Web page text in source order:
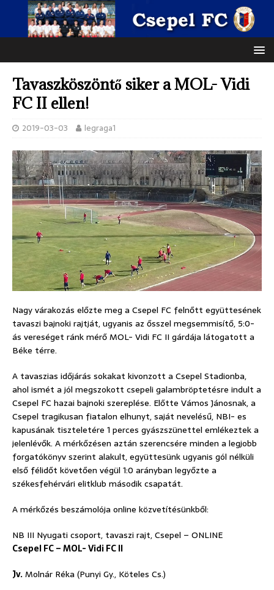
Tavaszköszöntő siker a MOL- Vidi
FC II ellen!
2019-03-03 legraga1
Nagy várakozás előzte meg a Csepel FC felnőtt együttesének
tavaszi bajnoki rajtját, ugyanis az ősszel megsemmisítő, 5:0-
ás vereséget ránk mérő MOL- Vidi FC II gárdája látogatott a
Béke térre.
A tavaszias időjárás sokakat kivonzott a Csepel Stadionba,
ahol ismét a jól megszokott csepeli galambröptetésre indult a
Csepel FC hazai bajnoki szereplése. Előtte Vámos Jánosnak, a
Csepel tragikusan fiatalon elhunyt, saját nevelésű, NBI- es
kapusának tiszteletére 1 perces gyászszünettel emlékeztek a
jelenlévők. A mérkőzésen aztán szerencsére minden a legjobb
forgatókönyv szerint alakult, együttesünk ugyanis gól nélküli
első félidőt követően végül 1:0 arányban legyőzte a
székesfehérvári elitklub második csapatát.
A mérkőzés beszámolója online közvetítésünkből:
NB III Nyugati csoport, tavaszi rajt, Csepel – ONLINE
Csepel FC – MOL- Vidi FC II
Jv.Molnár Réka (Punyi Gy., Köteles Cs.)